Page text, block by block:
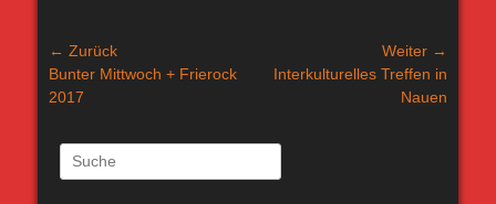
Beitragsnavigation
← Zurück
Vorheriger
Beitrag:
Bunter Mittwoch + Frierock
2017
Weiter →
Nächster
Interkulturelles Treffen in
Nauen
Suche
nach: